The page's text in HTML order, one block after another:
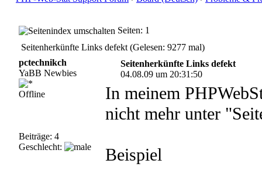
Seiten: 1
Seitenherkünfte Links defekt (Gelesen: 9277 mal)
pctechnikch
YaBB Newbies
Offline
Beiträge: 4
Geschlecht:
Seitenherkünfte Links defekt
04.08.09 um 20:31:50
In meinem
nicht mehr unter
Beispiel